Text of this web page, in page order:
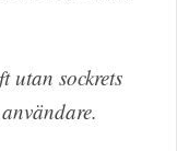
utan sockrets